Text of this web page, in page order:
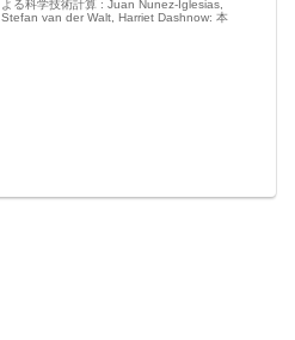
よる科学技術計算 : Juan Nunez-Iglesias,
Stefan van der Walt, Harriet Dashnow: 本